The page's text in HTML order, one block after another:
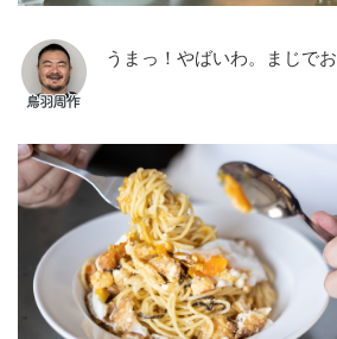
うまっ！やばいわ。まじでお